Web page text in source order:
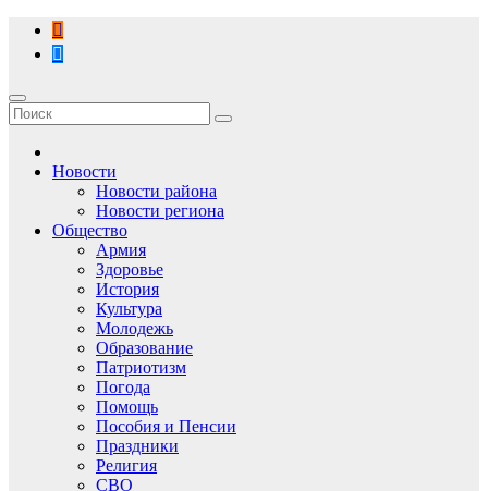
Перейти
содержимому
Новости
Новости района
Новости региона
Общество
Армия
Здоровье
История
Культура
Молодежь
Образование
Патриотизм
Погода
Помощь
Пособия и Пенсии
Праздники
Религия
СВО